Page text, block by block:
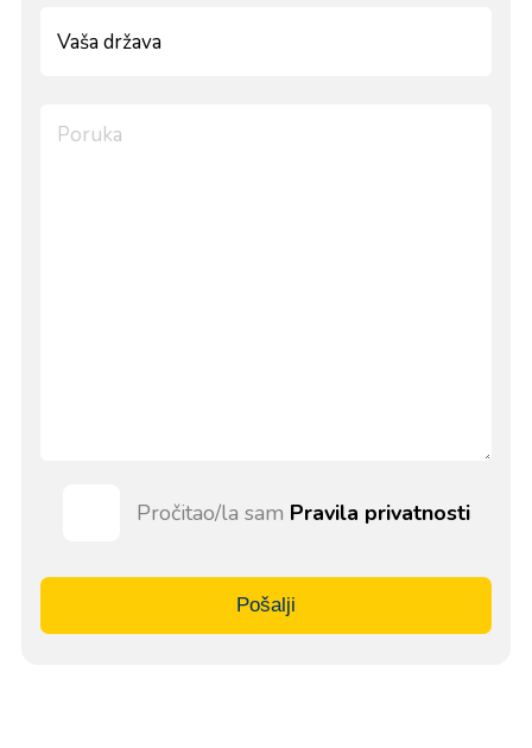
Pročitao/la sam Pravila privatnosti
Pošalji